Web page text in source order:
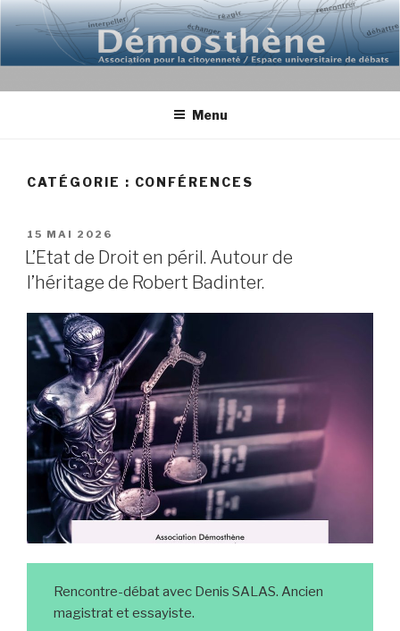
Aller
au
Menu
CATÉGORIE : CONFÉRENCES
PUBLIÉ
LE
15 MAI 2026
L’Etat de Droit en péril. Autour de
l’héritage de Robert Badinter.
Rencontre-débat avec Denis SALAS. Ancien
magistrat et essayiste.